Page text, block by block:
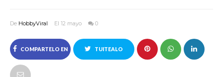
De HobbyViral El 12 mayo 0
COMPARTELO EN
FACEBOOK
TUITEALO